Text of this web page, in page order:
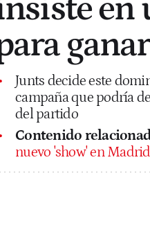
en
Junts decide este
campaña que podría
del partido
Contenido
nuevo 'show' en Madrid